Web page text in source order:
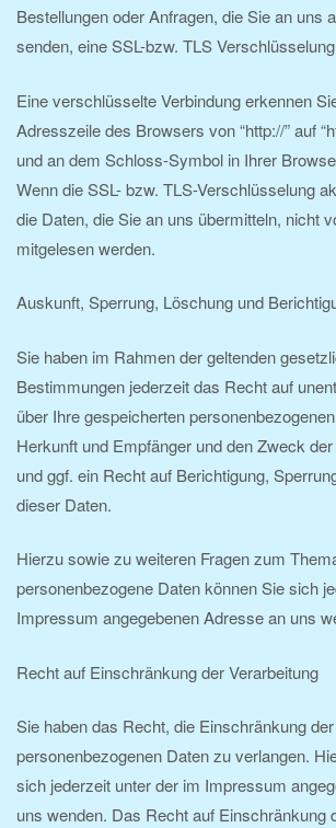
Bestellungen oder Anfragen, die Sie an uns
senden, eine SSL-bzw. TLS
Eine verschlüsselte Verbindung erkennen
Adresszeile des Browsers von “http://” auf
und an dem Schloss-Symbol in Ihrer
Wenn die SSL- bzw. TLS-Verschlüsselung
die Daten, die Sie an uns übermitteln, nicht
mitgelesen werden.
Auskunft, Sperrung, Löschung und
Sie haben im Rahmen der geltenden
Bestimmungen jederzeit das Recht auf
über Ihre gespeicherten
Herkunft und Empfänger und den Zweck
und ggf. ein Recht auf Berichtigung,
dieser Daten.
Hierzu sowie zu weiteren Fragen zum
personenbezogene Daten können Sie sich
Impressum angegebenen Adresse an uns
Recht auf Einschränkung der Verarbeitung
Sie haben das Recht, die Einschränkung
personenbezogenen Daten zu verlangen.
sich jederzeit unter der im Impressum
uns wenden. Das Recht auf Einschränkung